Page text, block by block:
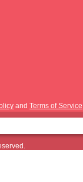
and Terms of Service